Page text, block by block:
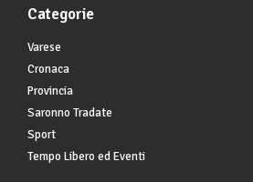
Categorie
Varese
Cronaca
Provincia
Saronno Tradate
Sport
Tempo Libero ed Eventi